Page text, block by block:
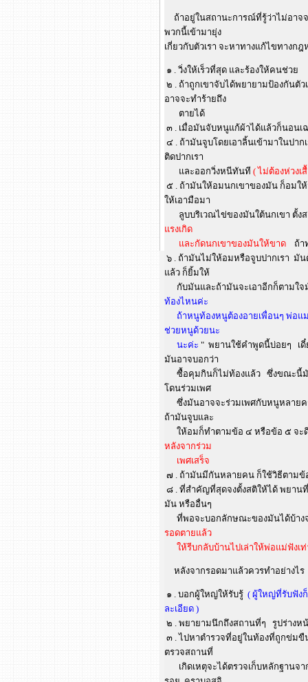
ถ้าอยู่ในสถานะการณ์ที่รู้ว่าไม่อาจ
พวกนี้เข้ามายุ่ง
เกี่ยวกับตัวเรา จะหาทางแก้ไขทางกฎ
๑ . วิ่งให้เร็วที่สุด และร้องให้คนช่วย
๒ . ถ้าถูกเขาจับได้พยายามป้องกันตั
อาจจะทำร้ายถึง
ตายได้
๓ . เมื่อมันจับหนูแก้ผ้าได้แล้วก็นอน
๔ . ถ้ามันจูบโดยเอาลิ้นเข้ามาในปาก
ติดปากเรา
และออกวิ่งหนีทันที ( ไม่ต้องห่วงเ
๕ . ถ้ามันให้อมนกเขาของมัน ก็อม
ให้เอามือมา
ลูบบริเวณไข่ของมันใต้นกเขา ตั้ง
แรงเกิด
และกัดนกเขาของมันให้ขาดถ้าท
๖ . ถ้ามันไม่ให้อมหรือจูบปากเรา มัน
แล้ว ก็ยิ้มให้
กับมันและถ้ามันจะเอาอีกก็ตามใจ
ท้องไหนค่ะ
ถ้าหนูท้องหนูต้องอายเพื่อนๆ พ่อแ
ช่วยหนูด้วยนะ
นะค่ะ " พยานใช้คำพูดนี้บ่อยๆ เดี๋
มันอาจบอกว่า
ซื้อคุมกินก็ไม่ท้องแล้ว ซึ่งขณะนี้มัน
โดนร่วมเพศ
ซึ่งมันอาจจะร่วมเพศกับหนูหลายค
ถ้ามันจูบและ
ให้อมก็ทำตามข้อ ๔ หรือข้อ ๕ จะ
หลังจากร่วม
เพศเสร็จ
๗ . ถ้ามันมีกันหลายคน ก็ใช้วิธีตามข้
๘ . ที่สำคัญที่สุดจงตั้งสติให้ได้ พยาน
มัน หรืออื่นๆ
ที่พอจะบอกลักษณะของมันได้บ้าง
รอดตายแล้ว
ให้รีบกลับบ้านไปเล่าให้พ่อแม่ฟังเท่
หลังจากรอดมาแล้วควรทำอย่างไร
๑ . บอกผู้ใหญ่ให้รับรู้ ( ผู้ใหญ่ที่รับฟัง
ละเอียด )
๒ . พยายามนึกถึงสถานที่ๆ รูปร่าง
๓ . ไปหาตำรวจที่อยู่ในท้องที่ถูกข่ม
ตรวจสถานที่
เกิดเหตุจะได้ตรวจเก็บหลักฐานจา